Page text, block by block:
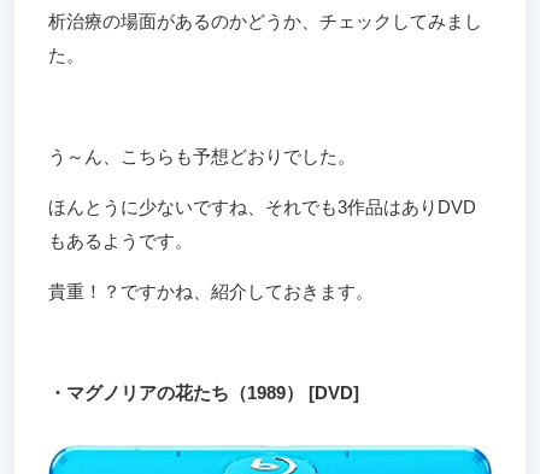
析治療の場面があるのかどうか、チェックしてみまし
た。
う～ん、こちらも予想どおりでした。
ほんとうに少ないですね、それでも3作品はありDVD
もあるようです。
貴重！？ですかね、紹介しておきます。
・マグノリアの花たち（1989） [DVD]